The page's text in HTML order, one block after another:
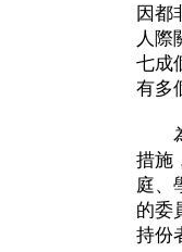
因都
人際
七成
有多
為
措施
庭、
的委
持份